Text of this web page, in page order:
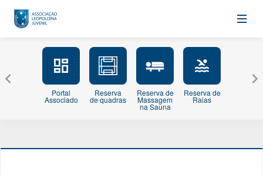
Portal
Associado
Reserva
de quadras
Reserva de
Massagem
na Sauna
Reserva de
Raias